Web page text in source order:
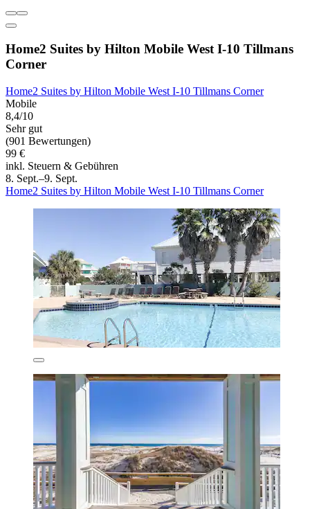
Home2 Suites by Hilton Mobile West I-10 Tillmans
Corner
Home2 Suites by Hilton Mobile West I-10 Tillmans Corner
Mobile
8,4/10
Sehr gut
(901 Bewertungen)
99 €
inkl. Steuern & Gebühren
8. Sept.–9. Sept.
Home2 Suites by Hilton Mobile West I-10 Tillmans Corner